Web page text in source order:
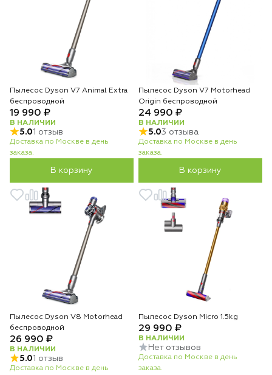
Пылесос Dyson V7 Animal Extra
беспроводной
19 990 ₽
В НАЛИЧИИ
5.01 отзыв
Доставка по Москве в день
заказа.
В корзину
Пылесос Dyson V7 Motorhead
Origin беспроводной
24 990 ₽
В НАЛИЧИИ
5.03 отзыва
Доставка по Москве в день
заказа.
В корзину
Пылесос Dyson V8 Motorhead
беспроводной
26 990 ₽
В НАЛИЧИИ
5.01 отзыв
Доставка по Москве в день
Пылесос Dyson Micro 1.5kg
29 990 ₽
В НАЛИЧИИ
Нет отзывов
Доставка по Москве в день
заказа.